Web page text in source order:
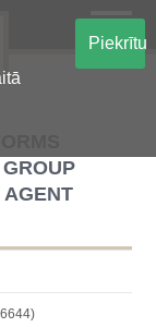
Piekrītu